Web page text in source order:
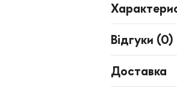
Відгуки (0)
Доставка